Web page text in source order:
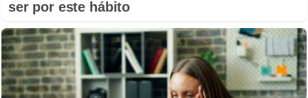
ser por este hábito